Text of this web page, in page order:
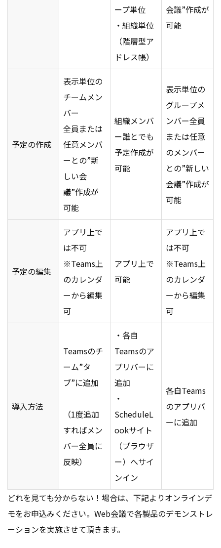
ープ単位
・組織単位
（階層型ア
ドレス帳）
会議”作成が
可能
予定の作成
表示単位の
チームメン
バー
全員または
任意メンバ
ーとの”新
しい会
議”作成が
可能
組織メンバ
ー誰とでも
予定作成が
可能
表示単位の
グループメ
ンバー全員
または任意
のメンバー
との”新しい
会議”作成が
可能
予定の編集
アプリ上で
は不可
※Teams上
のカレンダ
ーから編集
可
アプリ上で
可能
アプリ上で
は不可
※Teams上
のカレンダ
ーから編集
可
導入方法
Teamsのチ
ーム”タ
ブ”に追加
（1度追加
すればメン
バー全員に
反映）
・各自
Teamsのア
プリバーに
追加
・
ScheduleL
ookサイト
（ブラウザ
ー）へサイ
ンイン
各自Teams
のアプリバ
ーに追加
どれを見ても分からない！場合は、下記よりオンラインデ
モをお申込みください。Web会議で各製品のデモンストレ
ーションを実施させて頂きます。